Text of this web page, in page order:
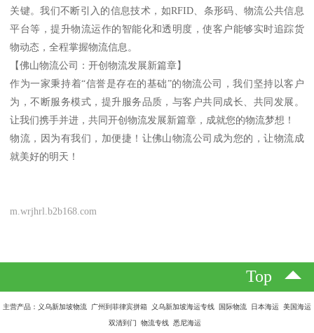
关键。我们不断引入的信息技术，如RFID、条形码、物流公共信息
平台等，提升物流运作的智能化和透明度，使客户能够实时追踪货
物动态，全程掌握物流信息。
【佛山物流公司：开创物流发展新篇章】
作为一家秉持着“信誉是存在的基础”的物流公司，我们坚持以客户
为，不断服务模式，提升服务品质，与客户共同成长、共同发展。
让我们携手并进，共同开创物流发展新篇章，成就您的物流梦想！
物流，因为有我们，加便捷！让佛山物流公司成为您的，让物流成
就美好的明天！
m.wrjhrl.b2b168.com
Top
主营产品：义乌新加坡物流 广州到菲律宾拼箱 义乌新加坡海运专线 国际物流 日本海运 美国海运
双清到门 物流专线 悉尼海运